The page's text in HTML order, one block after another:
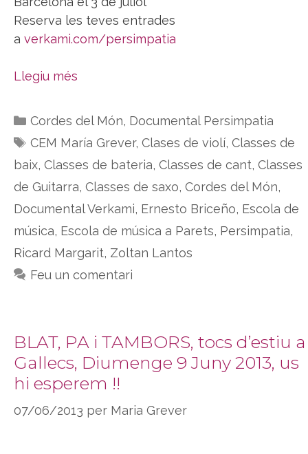
Reserva les teves entrades
a verkami.com/persimpatia
Llegiu més
Categories
Cordes del Món, Documental Persimpatia
Etiquetes
CEM María Grever, Clases de violí, Classes de
baix, Classes de bateria, Classes de cant, Classes
de Guitarra, Classes de saxo, Cordes del Món,
Documental Verkami, Ernesto Briceño, Escola de
música, Escola de música a Parets, Persimpatia,
Ricard Margarit, Zoltan Lantos
Feu un comentari
BLAT, PA i TAMBORS, tocs d’estiu a
Gallecs, Diumenge 9 Juny 2013, us
hi esperem !!
07/06/2013 per Maria Grever